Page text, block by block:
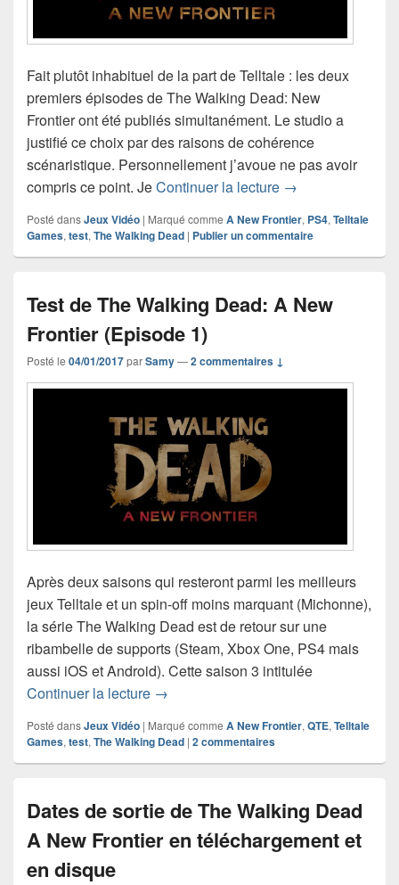
Fait plutôt inhabituel de la part de Telltale : les deux
premiers épisodes de The Walking Dead: New
Frontier ont été publiés simultanément. Le studio a
justifié ce choix par des raisons de cohérence
scénaristique. Personnellement j’avoue ne pas avoir
compris ce point. JeContinuer la lecture Test de The
→
Posté dansJeux Vidéo | Marqué comme A New Frontier, PS4, Telltale
Games, test, The Walking Dead | Publier un commentaire
Test de The Walking Dead: A New
Frontier (Episode 1)
Posté le 04/01/2017parSamy—2 commentaires ↓
Après deux saisons qui resteront parmi les meilleurs
jeux Telltale et un spin-off moins marquant (Michonne),
la série The Walking Dead est de retour sur une
ribambelle de supports (Steam, Xbox One, PS4 mais
aussi iOS et Android). Cette saison 3 intitulée
Continuer la lecture Test de The Walking Dead: A New
→
Posté dansJeux Vidéo | Marqué comme A New Frontier, QTE, Telltale
Games, test, The Walking Dead | 2commentaires
Dates de sortie de The Walking Dead
A New Frontier en téléchargement et
en disque